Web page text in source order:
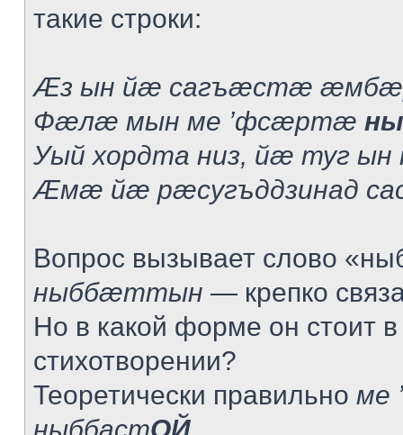
такие строки:
Æз ын йæ сагъæстæ
Фæлæ мын ме ’фсæртæ
Уый хордта низ, йæ туг ын
Æмæ йæ рæсугъддзинад
Вопрос вызывает слово
ныббæттын — крепко
Но в какой форме он стоит
стихотворении?
Теоретически правильно ме